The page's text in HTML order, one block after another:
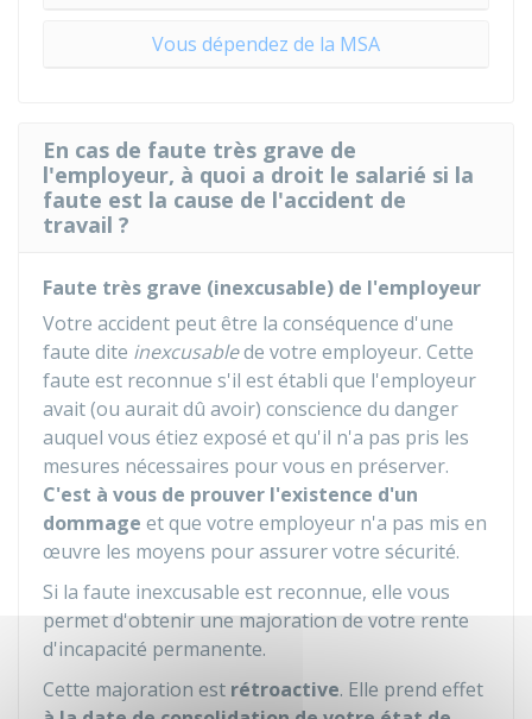
Vous dépendez de la MSA
En cas de faute très grave de
l'employeur, à quoi a droit le salarié si la
faute est la cause de l'accident de
travail ?
Faute très grave (inexcusable) de l'employeur
Votre accident peut être la conséquence d'une
faute dite inexcusablede votre employeur. Cette
faute est reconnue s'il est établi que l'employeur
avait (ou aurait dû avoir) conscience du danger
auquel vous étiez exposé et qu'il n'a pas pris les
mesures nécessaires pour vous en préserver.
C'est à vous de prouver l'existence d'un
dommage et que votre employeur n'a pas mis en
œuvre les moyens pour assurer votre sécurité.
Si la faute inexcusable est reconnue, elle vous
permet d'obtenir une majoration de votre rente
d'incapacité permanente.
Cette majoration est rétroactive. Elle prend effet